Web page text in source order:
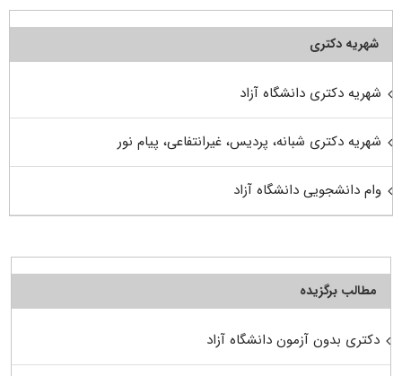
شهریه دکتری
شهریه دکتری دانشگاه آزاد
شهریه دکتری شبانه، پردیس، غیرانتفاعی، پیام نور
وام دانشجویی دانشگاه آزاد
مطالب برگزیده
دکتری بدون آزمون دانشگاه آزاد